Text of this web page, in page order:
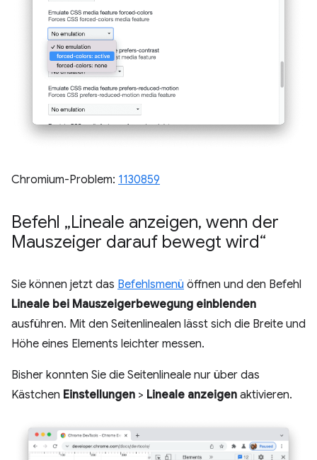
Chromium-Problem: 1130859
Befehl „Lineale anzeigen, wenn der
Mauszeiger darauf bewegt wird“
Sie können jetzt das Befehlsmenü öffnen und den Befehl
Lineale bei Mauszeigerbewegung einblenden
ausführen. Mit den Seitenlinealen lässt sich die Breite und
Höhe eines Elements leichter messen.
Bisher konnten Sie die Seitenlineale nur über das
Kästchen Einstellungen > Lineale anzeigen aktivieren.